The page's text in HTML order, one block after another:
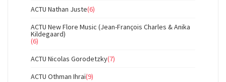
ACTU Nathan Juste(6)
ACTU New Flore Music (Jean-François Charles & Anika
Kildegaard)
(6)
ACTU Nicolas Gorodetzky(7)
ACTU Othman Ihraï(9)